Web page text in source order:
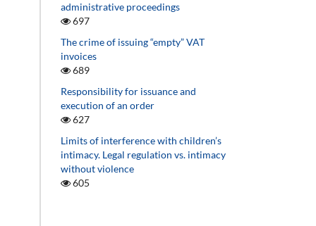
administrative proceedings
697
The crime of issuing “empty” VAT
invoices
689
Responsibility for issuance and
execution of an order
627
Limits of interference with children’s
intimacy. Legal regulation vs. intimacy
without violence
605